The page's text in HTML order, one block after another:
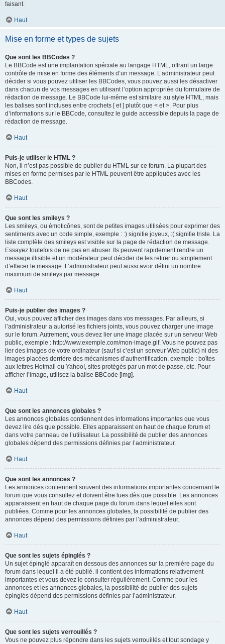
faisant.
Haut
Mise en forme et types de sujets
Que sont les BBCodes ?
Le BBCode est une implantation spéciale au langage HTML, offrant un large
contrôle de mise en forme des éléments d’un message. L’administrateur peut
décider si vous pouvez utiliser les BBCodes, vous pouvez aussi les désactiver
dans chacun de vos messages en utilisant l’option appropriée du formulaire de
rédaction de message. Le BBCode lui-même est similaire au style HTML, mais
les balises sont incluses entre crochets [ et ] plutôt que < et >. Pour plus
d’informations sur le BBCode, consultez le guide accessible depuis la page de
rédaction de message.
Haut
Puis-je utiliser le HTML ?
Non, il n’est pas possible de publier du HTML sur ce forum. La plupart des
mises en forme permises par le HTML peuvent être appliquées avec les
BBCodes.
Haut
Que sont les smileys ?
Les smileys, ou émoticônes, sont de petites images utilisées pour exprimer des
sentiments avec un code simple, exemple : :) signifie joyeux, :( signifie triste. La
liste complète des smileys est visible sur la page de rédaction de message.
Essayez toutefois de ne pas en abuser. Ils peuvent rapidement rendre un
message illisible et un modérateur peut décider de les retirer ou simplement
d’effacer le message. L’administrateur peut aussi avoir défini un nombre
maximum de smileys par message.
Haut
Puis-je publier des images ?
Oui, vous pouvez afficher des images dans vos messages. Par ailleurs, si
l’administrateur a autorisé les fichiers joints, vous pouvez charger une image
sur le forum. Autrement, vous devez lier une image placée sur un serveur Web
public, exemple : http://www.exemple.com/mon-image.gif. Vous ne pouvez pas
lier des images de votre ordinateur (sauf si c’est un serveur Web public) ni des
images placées derrière des mécanismes d’authentification, exemple : boîtes
aux lettres Hotmail ou Yahoo!, sites protégés par un mot de passe, etc. Pour
afficher l’image, utilisez la balise BBCode [img].
Haut
Que sont les annonces globales ?
Les annonces globales contiennent des informations importantes que vous
devez lire dès que possible. Elles apparaissent en haut de chaque forum et
dans votre panneau de l’utilisateur. La possibilité de publier des annonces
globales dépend des permissions définies par l’administrateur.
Haut
Que sont les annonces ?
Les annonces contiennent souvent des informations importantes concernant le
forum que vous consultez et doivent être lues dès que possible. Les annonces
apparaissent en haut de chaque page du forum dans lequel elles sont
publiées. Comme pour les annonces globales, la possibilité de publier des
annonces dépend des permissions définies par l’administrateur.
Haut
Que sont les sujets épinglés ?
Un sujet épinglé apparaît en dessous des annonces sur la première page du
forum dans lequel il a été publié. il contient des informations relativement
importantes et vous devez le consulter régulièrement. Comme pour les
annonces et les annonces globales, la possibilité de publier des sujets
épinglés dépend des permissions définies par l’administrateur.
Haut
Que sont les sujets verrouillés ?
Vous ne pouvez plus répondre dans les sujets verrouillés et tout sondage y